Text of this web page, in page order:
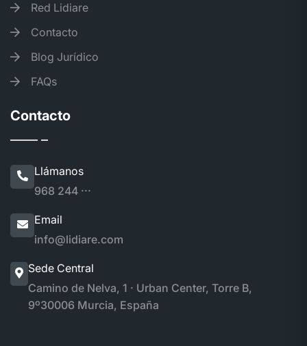
Red Lidiare
Contacto
Blog Jurídico
FAQs
Contacto
Llámanos
968 244 ···
Email
info@lidiare.com
Sede Central
Camino de Nelva, 1 · Urban Center, Torre B,
9º30006 Murcia, España